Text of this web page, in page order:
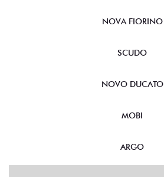
NOVA FIORINO
SCUDO
NOVO DUCATO
MOBI
ARGO